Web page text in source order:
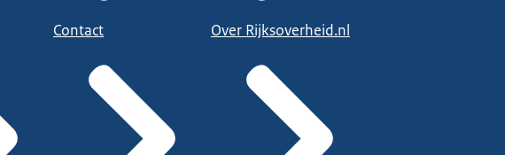
Contact Over Rijksoverheid.nl